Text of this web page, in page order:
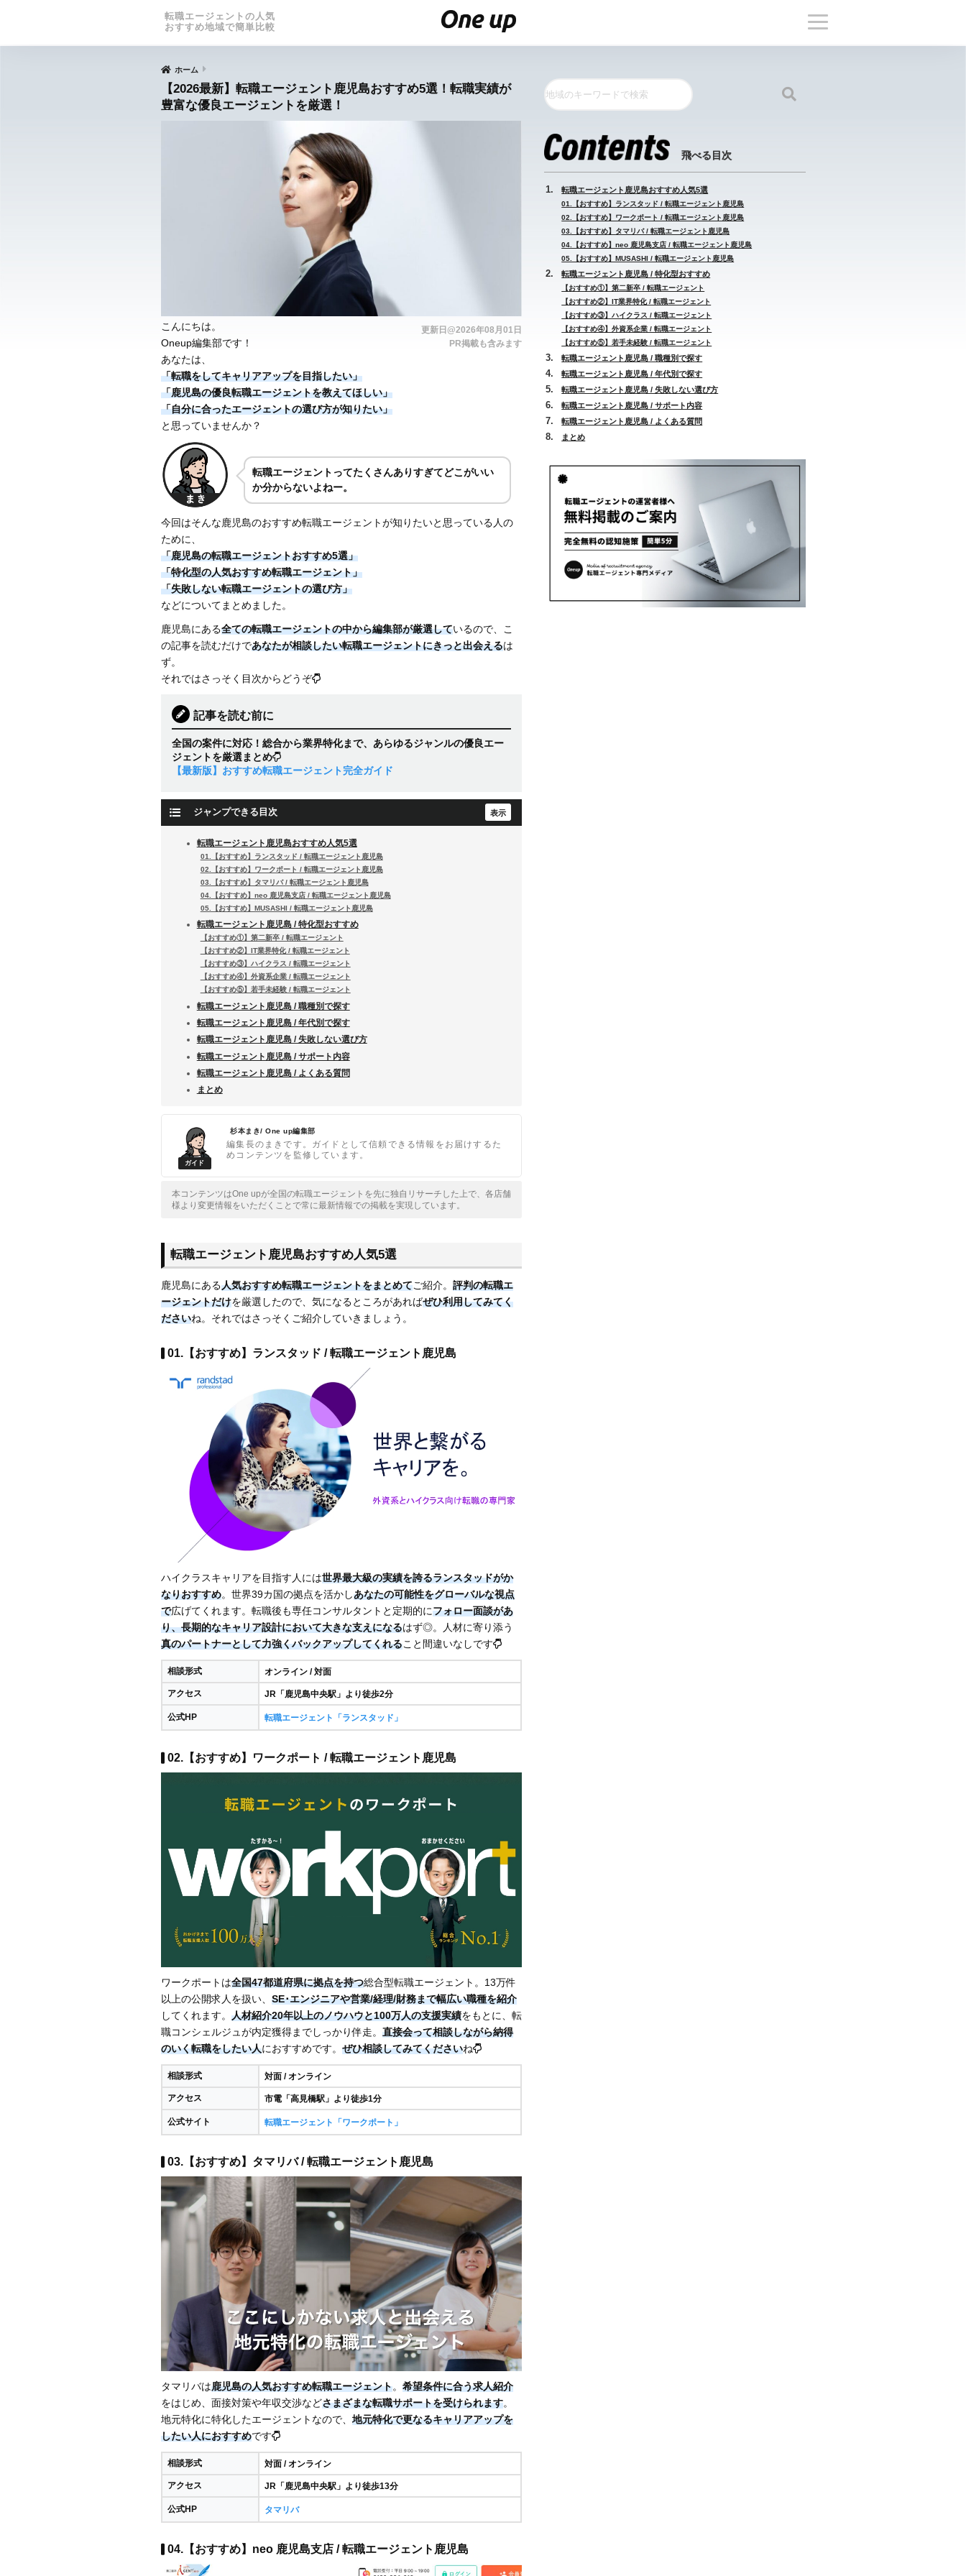
転職エージェントの人気
おすすめ地域で簡単比較
ホーム
【2026最新】転職エージェント鹿児島おすすめ5選！転職実績が
豊富な優良エージェントを厳選！
更新日@2026年08月01日
PR掲載も含みます
こんにちは。
Oneup編集部です！
あなたは、
「転職をしてキャリアアップを目指したい」
「鹿児島の優良転職エージェントを教えてほしい」
「自分に合ったエージェントの選び方が知りたい」
と思っていませんか？
転職エージェントってたくさんありすぎてどこがいい
か分からないよねー。
今回はそんな鹿児島のおすすめ転職エージェントが知りたいと思っている人の
ために、
「鹿児島の転職エージェントおすすめ5選」
「特化型の人気おすすめ転職エージェント」
「失敗しない転職エージェントの選び方」
などについてまとめました。
鹿児島にある全ての転職エージェントの中から編集部が厳選しているので、こ
の記事を読むだけであなたが相談したい転職エージェントにきっと出会えるは
ず。
それではさっそく目次からどうぞ
記事を読む前に
全国の案件に対応！総合から業界特化まで、あらゆるジャンルの優良エー
ジェントを厳選まとめ
【最新版】おすすめ転職エージェント完全ガイド
ジャンプできる目次
転職エージェント鹿児島おすすめ人気5選
01.【おすすめ】ランスタッド / 転職エージェント鹿児島
02.【おすすめ】ワークポート / 転職エージェント鹿児島
03.【おすすめ】タマリバ / 転職エージェント鹿児島
04.【おすすめ】neo 鹿児島支店 / 転職エージェント鹿児島
05.【おすすめ】MUSASHI / 転職エージェント鹿児島
転職エージェント鹿児島 / 特化型おすすめ
【おすすめ①】第二新卒 / 転職エージェント
【おすすめ②】IT業界特化 / 転職エージェント
【おすすめ③】ハイクラス / 転職エージェント
【おすすめ④】外資系企業 / 転職エージェント
【おすすめ⑤】若手未経験 / 転職エージェント
転職エージェント鹿児島 / 職種別で探す
転職エージェント鹿児島 / 年代別で探す
転職エージェント鹿児島 / 失敗しない選び方
転職エージェント鹿児島 / サポート内容
転職エージェント鹿児島 / よくある質問
まとめ
杉本まき/ One up編集部
編集長のまきです。ガイドとして信頼できる情報をお届けするた
めコンテンツを監修しています。
本コンテンツはOne upが全国の転職エージェントを先に独自リサーチした上で、各店舗
様より変更情報をいただくことで常に最新情報での掲載を実現しています。
転職エージェント鹿児島おすすめ人気5選
鹿児島にある人気おすすめ転職エージェントをまとめてご紹介。 評判の転職エ
ージェントだけを厳選したので、気になるところがあればぜひ利用してみてく
ださいね。それではさっそくご紹介していきましょう。
01.【おすすめ】ランスタッド / 転職エージェント鹿児島
ハイクラスキャリアを目指す人には世界最大級の実績を誇るランスタッドがか
なりおすすめ。世界39カ国の拠点を活かしあなたの可能性をグローバルな視点
で広げてくれます。転職後も専任コンサルタントと定期的にフォロー面談があ
り、長期的なキャリア設計において大きな支えになるはず◎。人材に寄り添う
真のパートナーとして力強くバックアップしてくれること間違いなしです
相談形式 オンライン / 対面
アクセス JR「鹿児島中央駅」より徒歩2分
公式HP 転職エージェント「ランスタッド」
02.【おすすめ】ワークポート / 転職エージェント鹿児島
ワークポートは全国47都道府県に拠点を持つ総合型転職エージェント。13万件
以上の公開求人を扱い、 SE･エンジニアや営業/経理/財務まで幅広い職種を紹介
してくれます。 人材紹介20年以上のノウハウと100万人の支援実績をもとに、転
職コンシェルジュが内定獲得までしっかり伴走。 直接会って相談しながら納得
のいく転職をしたい人におすすめです。 ぜひ相談してみてくださいね
相談形式 対面 / オンライン
アクセス 市電「高見橋駅」より徒歩1分
公式サイト 転職エージェント「ワークポート」
03.【おすすめ】タマリバ / 転職エージェント鹿児島
タマリバは鹿児島の人気おすすめ転職エージェント。 希望条件に合う求人紹介
をはじめ、面接対策や年収交渉などさまざまな転職サポートを受けられます。
地元特化に特化したエージェントなので、 地元特化で更なるキャリアアップを
したい人におすすめです
相談形式 対面 / オンライン
アクセス JR「鹿児島中央駅」より徒歩13分
公式HP タマリバ
04.【おすすめ】neo 鹿児島支店 / 転職エージェント鹿児島
転職エージェント鹿児島おすすめ人気5選
01.【おすすめ】ランスタッド / 転職エージェント鹿児島
02.【おすすめ】ワークポート / 転職エージェント鹿児島
03.【おすすめ】タマリバ / 転職エージェント鹿児島
04.【おすすめ】neo 鹿児島支店 / 転職エージェント鹿児島
05.【おすすめ】MUSASHI / 転職エージェント鹿児島
転職エージェント鹿児島 / 特化型おすすめ
【おすすめ①】第二新卒 / 転職エージェント
【おすすめ②】IT業界特化 / 転職エージェント
【おすすめ③】ハイクラス / 転職エージェント
【おすすめ④】外資系企業 / 転職エージェント
【おすすめ⑤】若手未経験 / 転職エージェント
転職エージェント鹿児島 / 職種別で探す
転職エージェント鹿児島 / 年代別で探す
転職エージェント鹿児島 / 失敗しない選び方
転職エージェント鹿児島 / サポート内容
転職エージェント鹿児島 / よくある質問
まとめ